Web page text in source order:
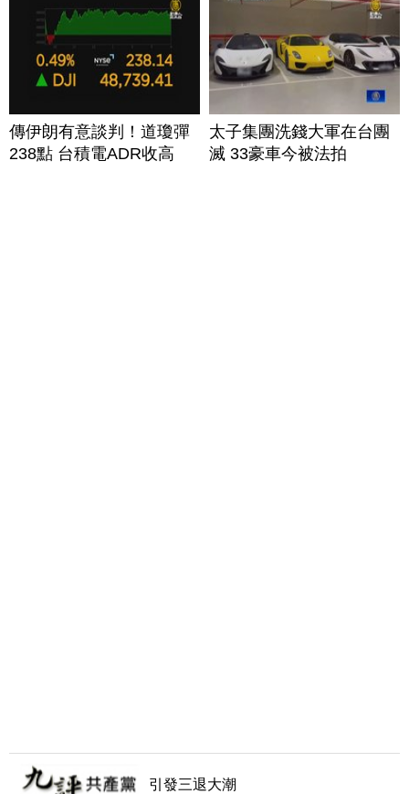
傳伊朗有意談判！道瓊彈
238點 台積電ADR收高
太子集團洗錢大軍在台團
滅 33豪車今被法拍
引發三退大潮